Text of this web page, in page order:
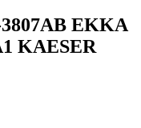
EKKA
KAESER